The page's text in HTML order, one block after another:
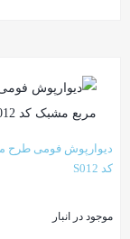
دیوارپوش فومی طرح
کد S012
موجود در انبار